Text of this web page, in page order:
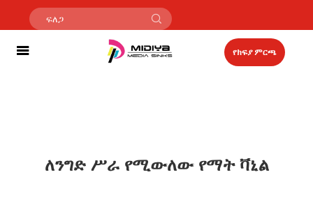
የክፍያ ምርጫ
ለንግድ ሥራ የሚውለው የማት ቫኒል